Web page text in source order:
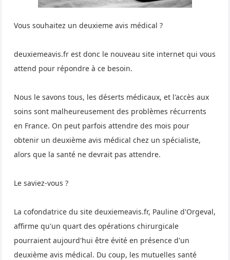
Vous souhaitez un deuxieme avis médical ?
deuxiemeavis.frest donc le nouveau site internet qui vous
attend pour répondre à ce besoin.
Nous le savons tous, les déserts médicaux, et l'accès aux
soins sont malheureusement des problèmes récurrents
en France. On peut parfois attendre des mois pour
obtenir un deuxième avis médical chez un spécialiste,
alors que la santé ne devrait pas attendre.
Le saviez-vous ?
La cofondatrice du site deuxiemeavis.fr, Pauline d'Orgeval,
affirme qu'un quart des opérations chirurgicale
pourraient aujourd'hui être évité en présence d'un
deuxième avis médical. Du coup, les mutuelles santé